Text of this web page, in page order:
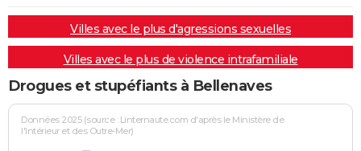
Villes avec le plus d'agressions sexuelles
Villes avec le plus de violence intrafamiliale
Drogues et stupéfiants à Bellenaves
Données 2025 (source : Linternaute.com d'après le Ministère de
l'Intérieur et des Outre-Mer)